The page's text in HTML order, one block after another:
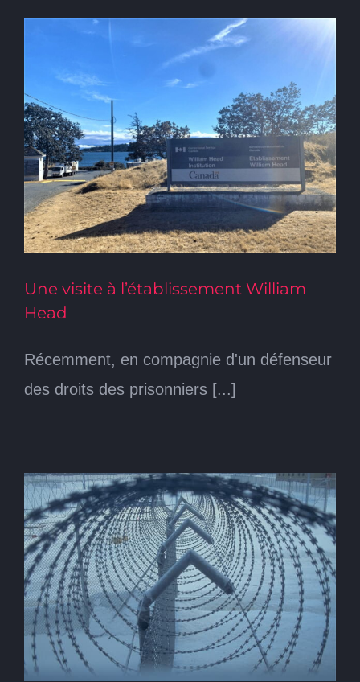
Une visite à l’établissement William
Head
Récemment, en compagnie d'un défenseur
des droits des prisonniers [...]